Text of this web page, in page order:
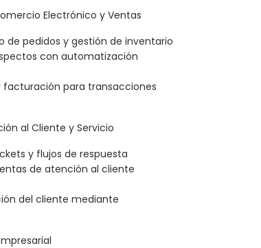
Electrónico y Ventas
pedidos y gestión de inventario
con automatización
para transacciones
al Cliente y Servicio
y flujos de respuesta
de atención al cliente
del cliente mediante